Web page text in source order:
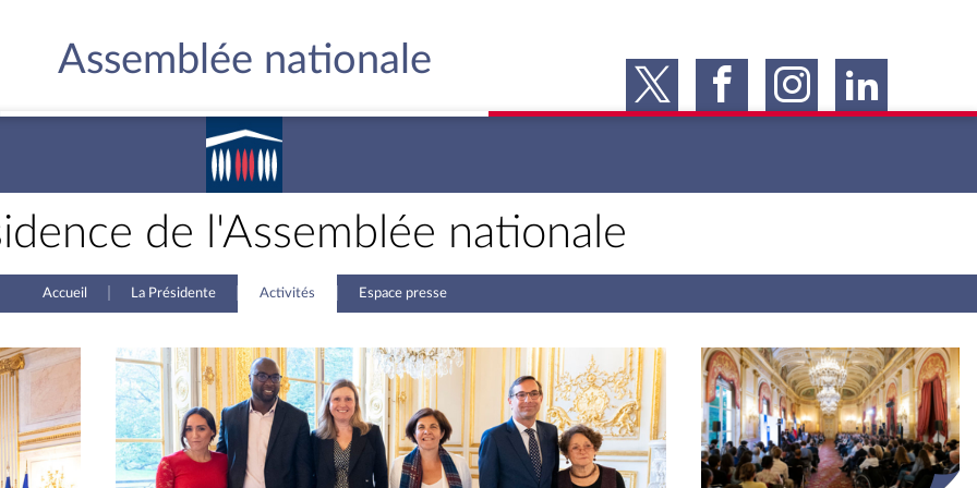
Assemblée nationale
de l'Assemblée nationale
Accueil La Présidente Activités Espace presse